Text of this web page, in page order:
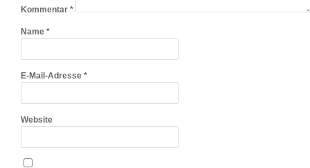
Kommentar *
Name *
E-Mail-Adresse *
Website